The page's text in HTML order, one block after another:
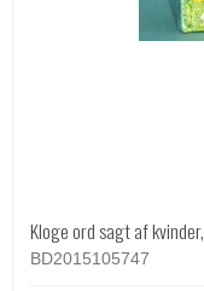
Kloge ord sagt af kvinder,
BD2015105747